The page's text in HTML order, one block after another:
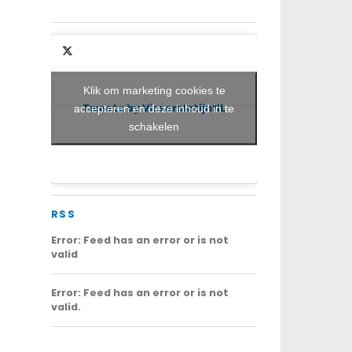
Tweets by VisserslatijnNL
Klik om marketing cookies te
accepteren en deze inhoud in te
schakelen
RSS
Error: Feed has an error or is not
valid
Error: Feed has an error or is not
valid.